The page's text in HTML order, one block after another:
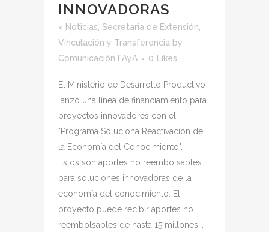
INNOVADORAS
< Noticias, Secretaria de Extensión,
Vinculación y Transferencia by
Comunicación FAyA
0 Likes
El Ministerio de Desarrollo Productivo
lanzó una línea de financiamiento para
proyectos innovadores con el
"Programa Soluciona Reactivación de
la Economía del Conocimiento".
Estos son aportes no reembolsables
para soluciones innovadoras de la
economía del conocimiento. El
proyecto puede recibir aportes no
reembolsables de hasta 15 millones...